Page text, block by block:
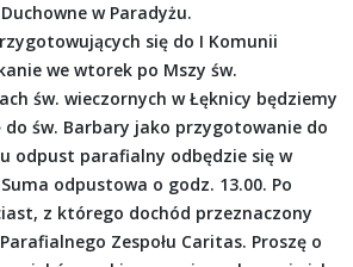
w Paradyżu.
się do I Komunii
we wtorek po Mszy św.
św. wieczornych w Łęknicy będziemy
do św. Barbary jako przygotowanie do
odpust parafialny odbędzie się w
odpustowa o godz. 13.00. Po
z którego dochód przeznaczony
Zespołu Caritas. Proszę o